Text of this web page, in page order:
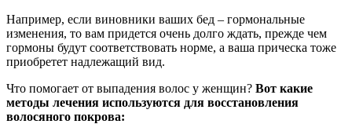
Например, если виновники ваших бед – гормональные
изменения, то вам придется очень долго ждать, прежде чем
гормоны будут соответствовать норме, а ваша прическа тоже
приобретет надлежащий вид.
Что помогает от выпадения волос у женщин? Вот какие
методы лечения используются для восстановления
волосяного покрова: